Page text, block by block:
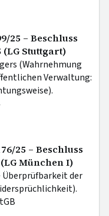
25 – Beschluss
(LG Stuttgart)
(Wahrnehmung
Verwaltung:
25 – Beschluss
München I)
der